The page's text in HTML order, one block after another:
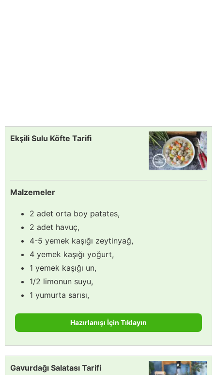
Ekşili Sulu Köfte Tarifi
Malzemeler
2 adet orta boy patates,
2 adet havuç,
4-5 yemek kaşığı zeytinyağ,
4 yemek kaşığı yoğurt,
1 yemek kaşığı un,
1/2 limonun suyu,
1 yumurta sarısı,
Hazırlanışı İçin Tıklayın
Gavurdağı Salatası Tarifi